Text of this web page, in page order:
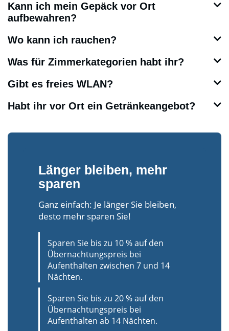
Kann ich mein Gepäck vor Ort
aufbewahren?
Wo kann ich rauchen?
Was für Zimmerkategorien habt ihr?
Gibt es freies WLAN?
Habt ihr vor Ort ein Getränkeangebot?
Länger bleiben, mehr
sparen
Ganz einfach: Je länger Sie bleiben,
desto mehr sparen Sie!
Sparen Sie bis zu 10 % auf den
Übernachtungspreis bei
Aufenthalten zwischen 7 und 14
Nächten.
Sparen Sie bis zu 20 % auf den
Übernachtungspreis bei
Aufenthalten ab 14 Nächten.